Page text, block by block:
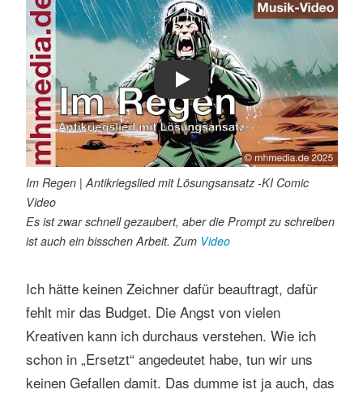
Play
Im Regen | Antikriegslied mit Lösungsansatz -KI Comic
Video
Es ist zwar schnell gezaubert, aber die Prompt zu schreiben
ist auch ein bisschen Arbeit. Zum Video
Ich hätte keinen Zeichner dafür beauftragt, dafür
fehlt mir das Budget. Die Angst von vielen
Kreativen kann ich durchaus verstehen. Wie ich
schon in „Ersetzt“ angedeutet habe, tun wir uns
keinen Gefallen damit. Das dumme ist ja auch, das